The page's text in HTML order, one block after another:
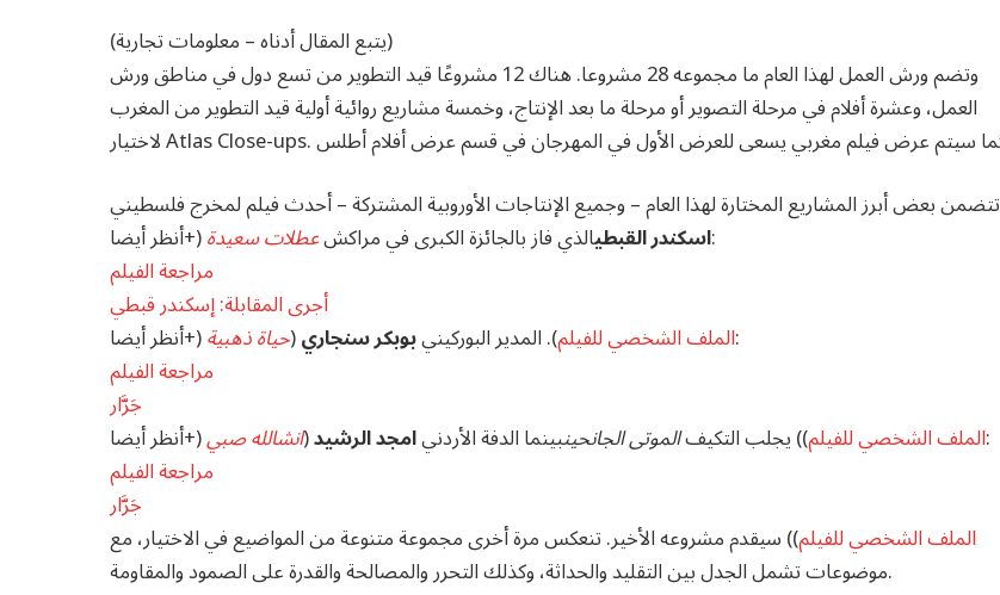
(يتبع المقال أدناه – معلومات تجارية)
وتضم ورش العمل لهذا العام ما مجموعه 28 مشروعا. هناك 12 مشروعًا قيد التطوير من تسع دول في مناطق ورش
العمل، وعشرة أفلام في مرحلة التصوير أو مرحلة ما بعد الإنتاج، وخمسة مشاريع روائية أولية قيد التطوير من المغرب
تتضمن بعض أبرز المشاريع المختارة لهذا العام – وجميع الإنتاجات الأوروبية المشتركة – أحدث فيلم لمخرج فلسطيني
اسكندر القبطيالذي فاز بالجائزة الكبرى في مراكشعطلات سعيدة(
+
أنظر أيضا:
مراجعة الفيلم
أجرى المقابلة: إسكندر قبطي
الملف الشخصي للفيلم). المدير البوركينيبوبكر سنجاري(حياة ذهبية(
+
أنظر أيضا:
مراجعة الفيلم
جَرَّار
الملف الشخصي للفيلم)) يجلب التكيفالموتى الجانحينبينما الدفة الأردنيامجد الرشيد(انشالله صبي(
+
أنظر أيضا:
مراجعة الفيلم
جَرَّار
الملف الشخصي للفيلم)) سيقدم مشروعه الأخير. تنعكس مرة أخرى مجموعة متنوعة من المواضيع في الاختيار، مع
موضوعات تشمل الجدل بين التقليد والحداثة، وكذلك التحرر والمصالحة والقدرة على الصمود والمقاومة.